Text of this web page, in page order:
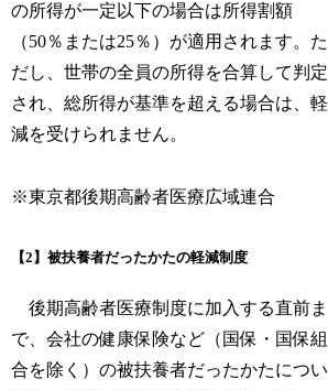
の所得が一定以下の場合は所得割額
（50％または25％）が適用されます。た
だし、世帯の全員の所得を合算して判定
され、総所得が基準を超える場合は、軽
減を受けられません。
※東京都後期高齢者医療広域連合
【2】被扶養者だったかたの軽減制度
後期高齢者医療制度に加入する直前ま
で、会社の健康保険など（国保・国保組
合を除く）の被扶養者だったかたについ